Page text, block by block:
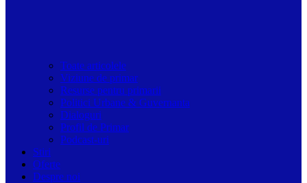
Toate articolele
Viziune de primar
Resurse pentru primarii
Politici Urbane & Guvernanta
Dialoguri
Profil de Primar
Podcast-uri
Stiri
Oferte
Despre noi